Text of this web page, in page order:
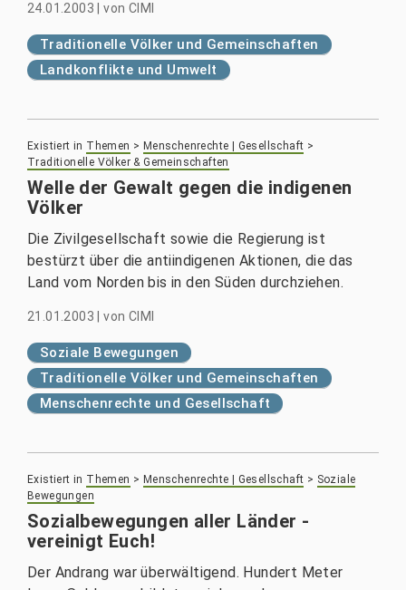
24.01.2003 |von CIMI
Traditionelle Völker und Gemeinschaften
Landkonflikte und Umwelt
Existiert in Themen > Menschenrechte | Gesellschaft >
Traditionelle Völker & Gemeinschaften
Welle der Gewalt gegen die indigenen
Völker
Die Zivilgesellschaft sowie die Regierung ist
bestürzt über die antiindigenen Aktionen, die das
Land vom Norden bis in den Süden durchziehen.
21.01.2003 |von CIMI
Soziale Bewegungen
Traditionelle Völker und Gemeinschaften
Menschenrechte und Gesellschaft
Existiert in Themen > Menschenrechte | Gesellschaft > Soziale
Bewegungen
Sozialbewegungen aller Länder -
vereinigt Euch!
Der Andrang war überwältigend. Hundert Meter